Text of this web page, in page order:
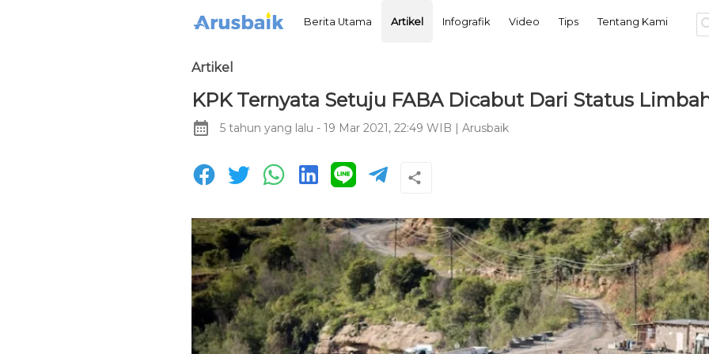
Berita Utama Artikel Infografik Video Tips Tentang Kami
Artikel
KPK Ternyata Setuju FABA Dicabut Dari Status
5 tahun yang lalu - 19 Mar 2021, 22:49 WIB Arusbaik